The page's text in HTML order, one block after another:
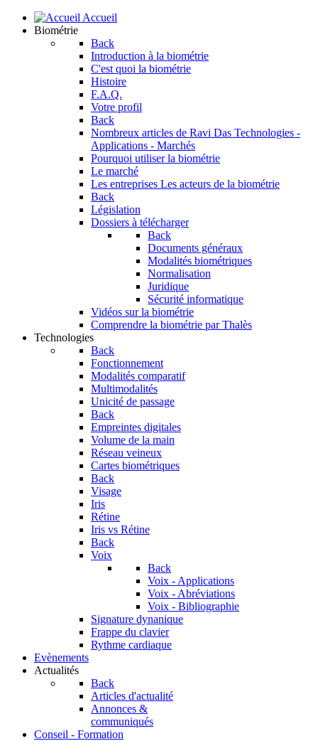
Accueil
Biométrie
Back
Introduction à la biométrie
C'est quoi la biométrie
Histoire
F.A.Q.
Votre profil
Back
Nombreux articles de Ravi Das Technologies -
Applications - Marchés
Pourquoi utiliser la biométrie
Le marché
Les entreprises Les acteurs de la biométrie
Back
Législation
Dossiers à télécharger
Back
Documents généraux
Modalités biométriques
Normalisation
Juridique
Sécurité informatique
Vidéos sur la biométrie
Comprendre la biométrie par Thalès
Technologies
Back
Fonctionnement
Modalités comparatif
Multimodalités
Unicité de passage
Back
Empreintes digitales
Volume de la main
Réseau veineux
Cartes biométriques
Back
Visage
Iris
Rétine
Iris vs Rétine
Back
Voix
Back
Voix - Applications
Voix - Abréviations
Voix - Bibliographie
Signature dynanique
Frappe du clavier
Rythme cardiaque
Evènements
Actualités
Back
Articles d'actualité
Annonces &
communiqués
Conseil - Formation